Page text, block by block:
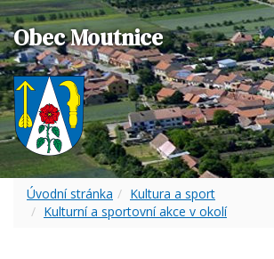
Obec Moutnice
Úvodní stránka
Kultura a sport
Kulturní a sportovní akce v okolí